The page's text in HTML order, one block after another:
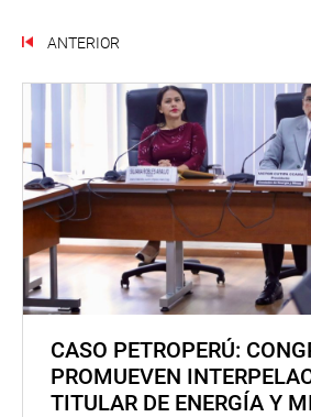
ANTERIOR
CASO PETROPERÚ:
PROMUEVEN
TITULAR DE ENERGÍA Y